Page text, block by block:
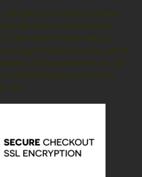
cbd gotas precio méxico, cbd gotas
cbd precio, aceite cbd precio,
cdmx, donde comprar cbd para
cbd gotas méxico, cbd cdmx, pluma
precio, cbd para dormir méxico, cbd
cannabidiol gotas precio méxico,
cbd